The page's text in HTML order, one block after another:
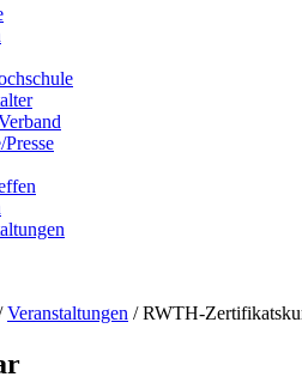
Veranstaltungen /RWTH-